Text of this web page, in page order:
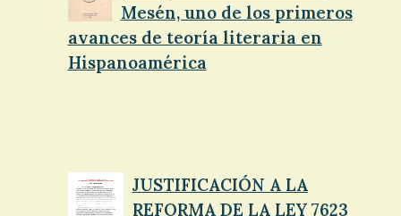
Mesén, uno de los primeros
avances de teoría literaria en
Hispanoamérica
JUSTIFICACIÓN A LA
REFORMA DE LA LEY 7623